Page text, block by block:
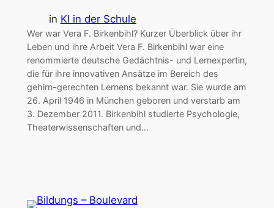
in KI in der Schule
Wer war Vera F. Birkenbihl? Kurzer Überblick über ihr
Leben und ihre Arbeit Vera F. Birkenbihl war eine
renommierte deutsche Gedächtnis- und Lernexpertin,
die für ihre innovativen Ansätze im Bereich des
gehirn-gerechten Lernens bekannt war. Sie wurde am
26. April 1946 in München geboren und verstarb am
3. Dezember 2011. Birkenbihl studierte Psychologie,
Theaterwissenschaften und…